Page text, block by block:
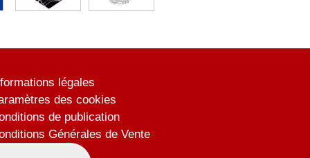
légales
des cookies
de publication
Générales de Vente